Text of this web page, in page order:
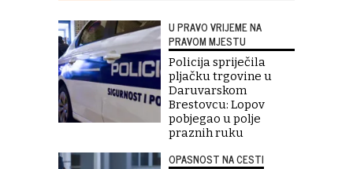
U PRAVO VRIJEME NA
PRAVOM MJESTU
Policija spriječila
pljačku trgovine u
Daruvarskom
Brestovcu: Lopov
pobjegao u polje
praznih ruku
OPASNOST NA CESTI